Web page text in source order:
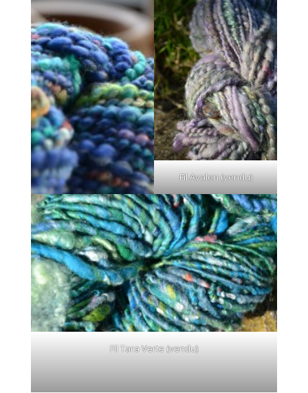
Fil Avalon (vendu)
Fil Tara Verte (vendu)